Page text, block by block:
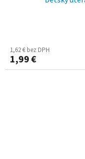
1,62 € bez DPH
1,99 €